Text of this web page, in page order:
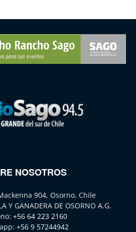
NOSOTROS
904, Osorno, Chile
Y GANADERA DE OSORNO A.G.
+56 64 223 2160
+56 9 57244942